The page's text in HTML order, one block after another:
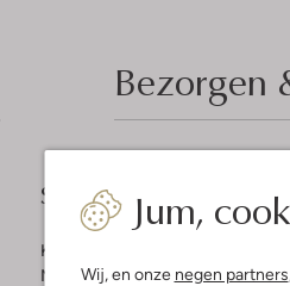
Jum,
Wij, en onze negen partners
Bezorgen
Samenstelling &
Kleur:
Materiaal buitenkant:Suède